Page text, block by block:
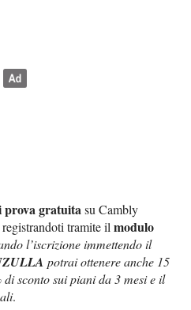
prova gratuitasu Cambly
registrandoti tramite ilmodulo
l’iscrizione immettendo il
potrai ottenere anche 15
sconto sui piani da 3 mesi e il
.